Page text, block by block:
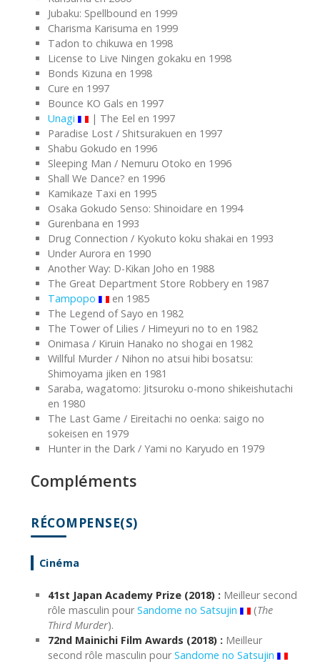
Jubaku: Spellbound en 1999
Charisma Karisuma en 1999
Tadon to chikuwa en 1998
License to Live Ningen gokaku en 1998
Bonds Kizuna en 1998
Cure en 1997
Bounce KO Gals en 1997
Unagi
| The Eel en 1997
Paradise Lost / Shitsurakuen en 1997
Shabu Gokudo en 1996
Sleeping Man / Nemuru Otoko en 1996
Shall We Dance? en 1996
Kamikaze Taxi en 1995
Osaka Gokudo Senso: Shinoidare en 1994
Gurenbana en 1993
Drug Connection / Kyokuto koku shakai en 1993
Under Aurora en 1990
Another Way: D-Kikan Joho en 1988
The Great Department Store Robbery en 1987
Tampopo
en 1985
The Legend of Sayo en 1982
The Tower of Lilies / Himeyuri no to en 1982
Onimasa / Kiruin Hanako no shogai en 1982
Willful Murder / Nihon no atsui hibi bosatsu:
Shimoyama jiken en 1981
Saraba, wagatomo: Jitsuroku o-mono shikeishutachi
en 1980
The Last Game / Eireitachi no oenka: saigo no
sokeisen en 1979
Hunter in the Dark / Yami no Karyudo en 1979
Compléments
RÉCOMPENSE(S)
Cinéma
41st Japan Academy Prize (2018) : Meilleur second
rôle masculin pourSandome no Satsujin (The
Third Murder).
72nd Mainichi Film Awards (2018) : Meilleur
second rôle masculin pourSandome no Satsujin